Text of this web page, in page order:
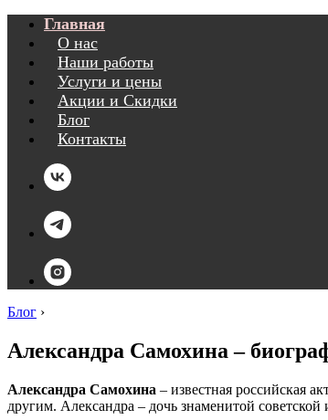
Главная
О нас
Наши работы
Услуги и цены
Акции и Скидки
Блог
Контакты
Блог ›
Александра Самохина –
Александра Самохина – известная российская
другим. Александра – дочь знаменитой